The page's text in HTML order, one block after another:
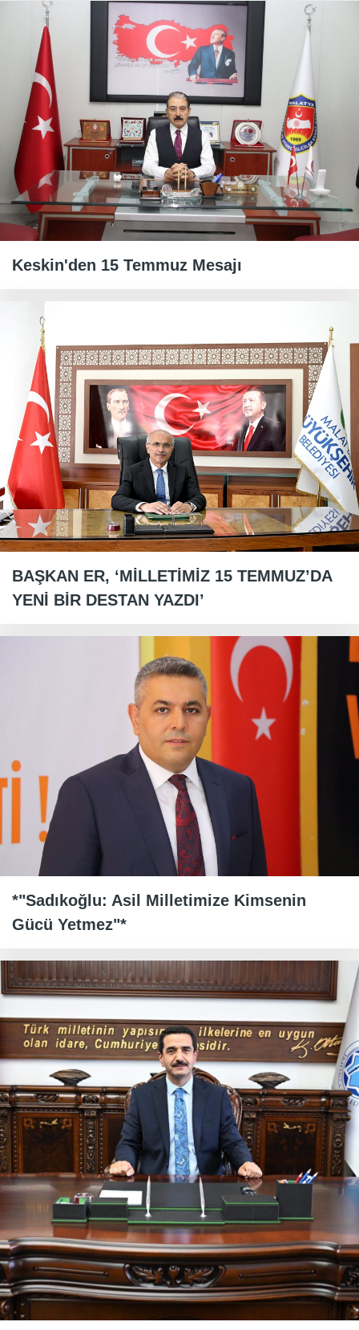
Keskin'den 15 Temmuz Mesajı
BAŞKAN ER, ‘MİLLETİMİZ 15 TEMMUZ’DA
YENİ BİR DESTAN YAZDI’
*"Sadıkoğlu: Asil Milletimize Kimsenin
Gücü Yetmez"*